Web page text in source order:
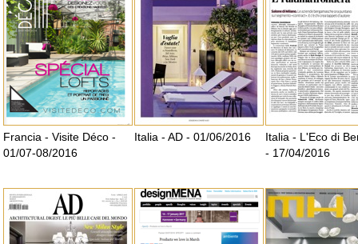
Francia - Visite Déco -
01/07-08/2016
Italia - AD - 01/06/2016
Italia - L'Eco di
- 17/04/2016